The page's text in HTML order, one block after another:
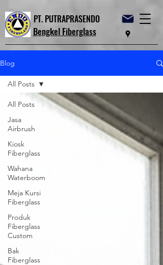
PT. PUTRAPRASENDO
Bengkel Fiberglass
Blog
All Posts
Jasa
Airbrush
Kiosk
Fiberglass
Wahana
Waterboom
Meja Kursi
Fiberglass
Produk
Fiberglass
Custom
Bak
Fiberglass
All Posts